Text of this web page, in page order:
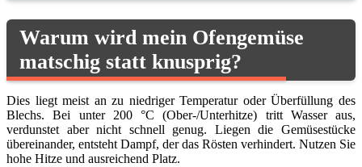
Warum wird mein Ofengemüse
matschig statt knusprig?
Dies liegt meist an zu niedriger Temperatur oder Überfüllung des
Blechs. Bei unter 200 °C (Ober-/Unterhitze) tritt Wasser aus,
verdunstet aber nicht schnell genug. Liegen die Gemüsestücke
übereinander, entsteht Dampf, der das Rösten verhindert. Nutzen Sie
hohe Hitze und ausreichend Platz.